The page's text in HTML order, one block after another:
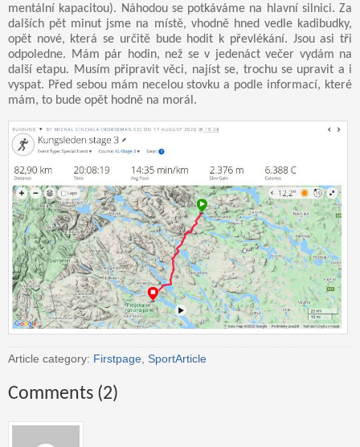
mentální kapacitou). Náhodou se potkáváme na hlavní silnici. Za
dalších pět minut jsme na místě, vhodně hned vedle kadibudky,
opět nové, která se určitě bude hodit k převlékání. Jsou asi tři
odpoledne. Mám pár hodin, než se v jedenáct večer vydám na
další etapu. Musím připravit věci, najíst se, trochu se upravit a i
vyspat. Před sebou mám necelou stovku a podle informací, které
mám, to bude opět hodně na morál.
Article category: Firstpage SportArticle
Comments (2)